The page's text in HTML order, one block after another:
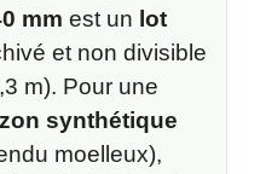
mm est un lot
et non divisible
m). Pour une
synthétique
moelleux),